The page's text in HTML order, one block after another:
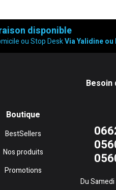
disponible
ou Stop DeskVia Yalidine
Boutique
BestSellers
Nos produits
Promotions
Besoin
Du